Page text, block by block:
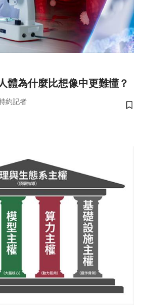
知道基因還不夠 人體為什麼比想像中更難懂？
約記者
儲